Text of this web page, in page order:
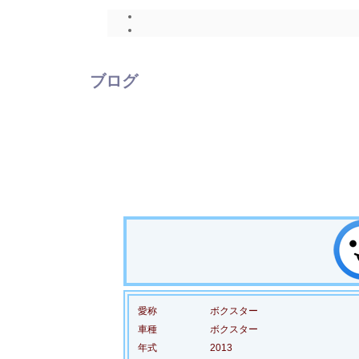
ブログ
愛称
ボクスター
車種
ボクスター
年式
2013